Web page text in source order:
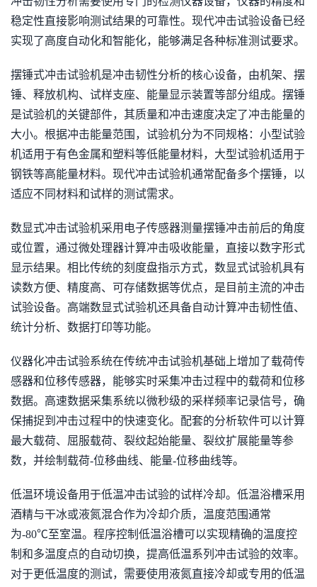
稳定性直接影响测试结果的可靠性。现代冲击试验设备已经
实现了高度自动化和智能化，能够满足各种标准测试要求。
摆锤式冲击试验机是冲击韧性分析的核心设备，由机架、摆
锤、释放机构、试样支座、能量显示装置等部分组成。摆锤
是试验机的关键部件，其质量和冲击速度决定了冲击能量的
大小。根据冲击能量范围，试验机分为不同规格：小型试验
机适用于有色金属和塑料等低能量材料，大型试验机适用于
钢铁等高能量材料。现代冲击试验机通常配备多个摆锤，以
适应不同材料和试样的测试需求。
数显式冲击试验机采用电子传感器测量摆锤冲击前后的角度
或位置，通过微处理器计算冲击吸收能量，直接以数字形式
显示结果。相比传统的刻度盘指示方式，数显式试验机具有
读数方便、精度高、可存储数据等优点，是目前主流的冲击
试验设备。高端数显式试验机还具备自动计算冲击韧性值、
统计分析、数据打印等功能。
仪器化冲击试验系统在传统冲击试验机基础上增加了载荷传
感器和位移传感器，能够实时采集冲击过程中的载荷和位移
数据。高速数据采集系统以微秒级的采样频率记录信号，确
保捕捉到冲击过程中的快速变化。配套的分析软件可以计算
最大载荷、屈服载荷、裂纹起始能量、裂纹扩展能量等参
数，并绘制载荷-位移曲线、能量-位移曲线等。
低温环境设备用于低温冲击试验的试样冷却。低温浴槽采用
酒精与干冰或液氮混合作为冷却介质，温度范围通常
为-80℃至室温。程序控制低温浴槽可以实现精确的温度控
制和多温度点的自动切换，提高低温系列冲击试验的效率。
对于更低温度的测试，需要使用液氮直接冷却或专用的低温